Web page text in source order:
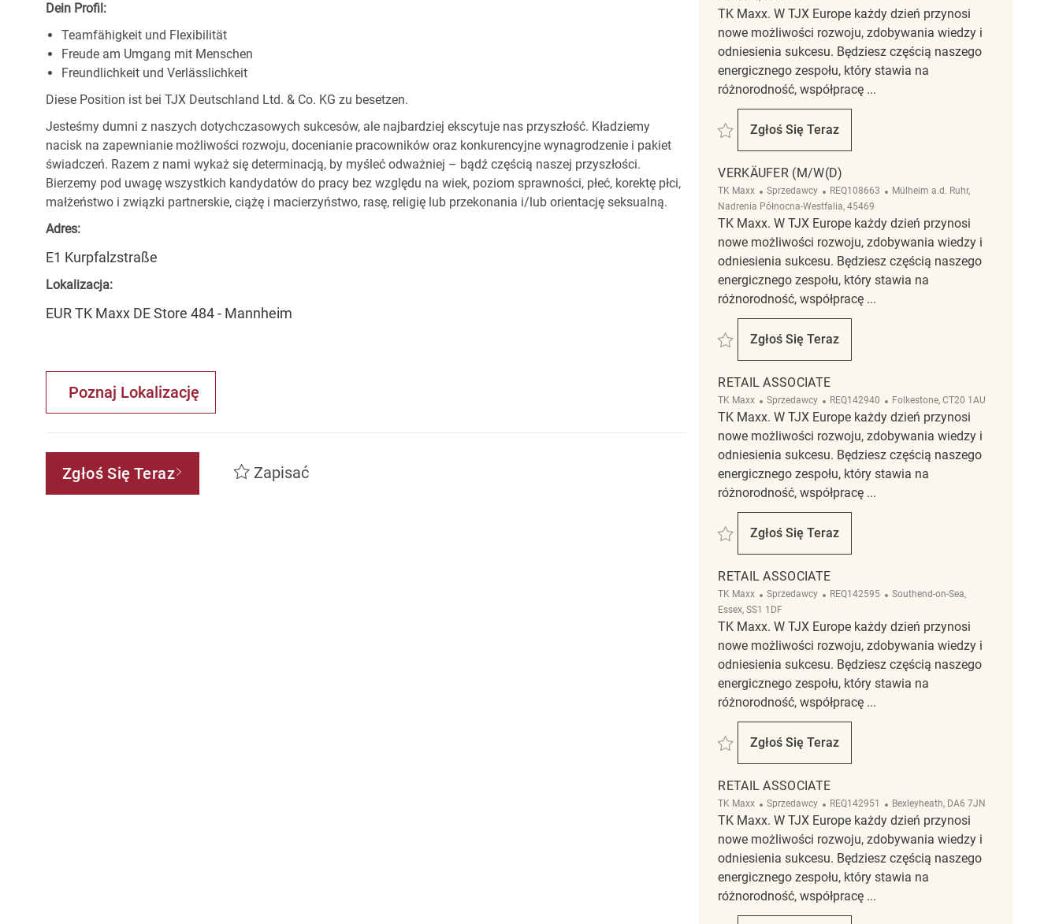
Dein Profil:
Teamfähigkeit und Flexibilität
Freude am Umgang mit Menschen
Freundlichkeit und Verlässlichkeit
Diese Position ist bei TJX Deutschland Ltd. & Co. KG zu besetzen.
Jesteśmy dumni z naszych dotychczasowych sukcesów, ale najbardziej ekscytuje nas przyszłość. Kładziemy
nacisk na zapewnianie możliwości rozwoju, docenianie pracowników oraz konkurencyjne wynagrodzenie i pakiet
świadczeń. Razem z nami wykaż się determinacją, by myśleć odważniej – bądź częścią naszej przyszłości.
Bierzemy pod uwagę wszystkich kandydatów do pracy bez względu na wiek, poziom sprawności, płeć, korektę płci,
małżeństwo i związki partnerskie, ciążę i macierzyństwo, rasę, religię lub przekonania i/lub orientację seksualną.
Adres:
E1 Kurpfalzstraße
Lokalizacja:
EUR TK Maxx DE Store 484 - Mannheim
Poznaj Lokalizację
Zgłoś Się Teraz Zapisać
TK Maxx. W TJX Europe każdy dzień przynosi
nowe możliwości rozwoju, zdobywania wiedzy i
odniesienia sukcesu. Będziesz częścią naszego
energicznego zespołu, który stawia na
różnorodność, współpracę ...
Zapisać Retail Associate REQ99667
Zgłoś Się Teraz
Retail Associate
VERKÄUFER (M/W(D)
TK Maxx Kategoria
Sprzedawcy ReqId
REQ108663 Lokalizacja
Mülheim a.d. Ruhr,
Nadrenia Północna-Westfalia, 45469
TK Maxx. W TJX Europe każdy dzień przynosi
nowe możliwości rozwoju, zdobywania wiedzy i
odniesienia sukcesu. Będziesz częścią naszego
energicznego zespołu, który stawia na
różnorodność, współpracę ...
Zapisać Verkäufer (m/w(d) REQ108663
Zgłoś Się Teraz
Verkäufer (m/w(d)
RETAIL ASSOCIATE
TK Maxx Kategoria
Sprzedawcy ReqId
REQ142940 Lokalizacja
Folkestone, CT20 1AU
TK Maxx. W TJX Europe każdy dzień przynosi
nowe możliwości rozwoju, zdobywania wiedzy i
odniesienia sukcesu. Będziesz częścią naszego
energicznego zespołu, który stawia na
różnorodność, współpracę ...
Zapisać Retail Associate REQ142940
Zgłoś Się Teraz
Retail Associate
RETAIL ASSOCIATE
TK Maxx Kategoria
Sprzedawcy ReqId
REQ142595 Lokalizacja
Southend-on-Sea,
Essex, SS1 1DF
TK Maxx. W TJX Europe każdy dzień przynosi
nowe możliwości rozwoju, zdobywania wiedzy i
odniesienia sukcesu. Będziesz częścią naszego
energicznego zespołu, który stawia na
różnorodność, współpracę ...
Zapisać Retail Associate REQ142595
Zgłoś Się Teraz
Retail Associate
RETAIL ASSOCIATE
TK Maxx Kategoria
Sprzedawcy ReqId
REQ142951 Lokalizacja
Bexleyheath, DA6 7JN
TK Maxx. W TJX Europe każdy dzień przynosi
nowe możliwości rozwoju, zdobywania wiedzy i
odniesienia sukcesu. Będziesz częścią naszego
energicznego zespołu, który stawia na
różnorodność, współpracę ...